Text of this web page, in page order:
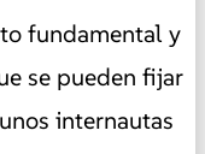
fundamental y
se pueden fijar
internautas